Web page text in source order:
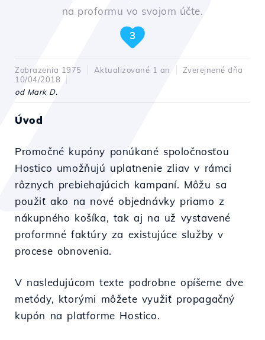
na proformu vo svojom účte.
3
Zobrazenia 1975 Aktualizované 1 an
Zverejnené dňa
10/04/2018
od Mark D.
Úvod
Promočné kupóny ponúkané spoločnosťou
Hostico umožňujú uplatnenie zliav v rámci
rôznych prebiehajúcich kampaní. Môžu sa
použiť ako na nové objednávky priamo z
nákupného košíka, tak aj na už vystavené
proformné faktúry za existujúce služby v
procese obnovenia.
V nasledujúcom texte podrobne opíšeme dve
metódy, ktorými môžete využiť propagačný
kupón na platforme Hostico.